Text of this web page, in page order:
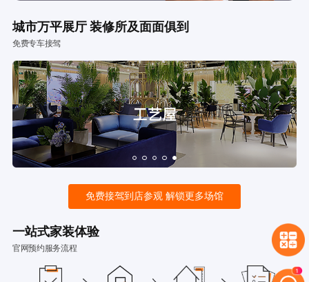
城市万平展厅 装修所及面面俱到
免费专车接驾
免费接驾到店参观 解锁更多场馆
一站式家装体验
官网预约服务流程